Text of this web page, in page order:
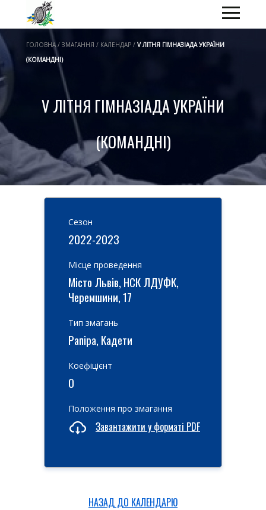
ГОЛОВНА / ЗМАГАННЯ / КАЛЕНДАР / V ЛІТНЯ ГІМНАЗІАДА УКРАЇНИ
(КОМАНДНІ)
V ЛІТНЯ ГІМНАЗІАДА УКРАЇНИ
(КОМАНДНІ)
Cезон
2022-2023
Місце проведення
Місто Львів, НСК ЛДУФК,
Черемшини, 17
Тип змагань
Рапіра, Кадети
Коефіцієнт
0
Положення про змагання
Завантажити у форматі PDF
НАЗАД ДО КАЛЕНДАРЮ